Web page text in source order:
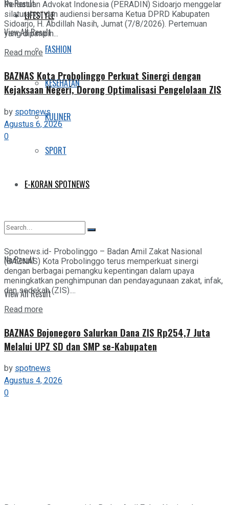
No Result
View All Result
LIFESTYLE
FASHION
KESEHATAN
KULINER
SPORT
E-KORAN SPOTNEWS
No Result
View All Result
Persatuan Advokat Indonesia (PERADIN) Sidoarjo menggelar
silaturahmi dan audiensi bersama Ketua DPRD Kabupaten
Sidoarjo, H. Abdillah Nasih, Jumat (7/8/2026). Pertemuan
yang dipimpin...
Read moreDetails
BAZNAS Kota Probolinggo Perkuat Sinergi dengan
Kejaksaan Negeri, Dorong Optimalisasi Pengelolaan ZIS
by spotnews
Agustus 6, 2026
0
Spotnews.id- Probolinggo – Badan Amil Zakat Nasional
(BAZNAS) Kota Probolinggo terus memperkuat sinergi
dengan berbagai pemangku kepentingan dalam upaya
meningkatkan penghimpunan dan pendayagunaan zakat, infak,
dan sedekah (ZIS)....
Read more
BAZNAS Bojonegoro Salurkan Dana ZIS Rp254,7 Juta
Melalui UPZ SD dan SMP se-Kabupaten
byspotnews
Agustus 4, 2026
0